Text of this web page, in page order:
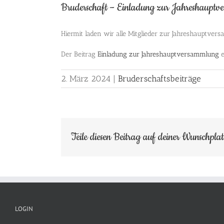
Bruderschaft – Einladung zur
Hiermit laden wir alle Mitglieder zur
Der Beitrag Einladung zur Jahreshauptversammlung
2. März 2024 | Bruderschaftsbeiträge
Teile diesen Beitrag auf deiner
LOGIN